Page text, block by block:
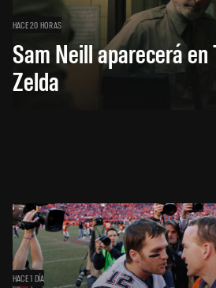
HACE 20 HORAS
Sam Neill aparecerá en
Zelda
HACE 1 DÍA